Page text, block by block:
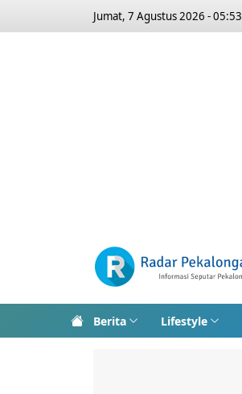
Jumat, 7 Agustus 2026 - 05:53
Berita Lifestyle